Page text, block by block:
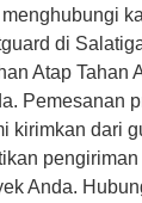
di
Atap Tahan
Pemesanan
kirimkan dari
Anda.